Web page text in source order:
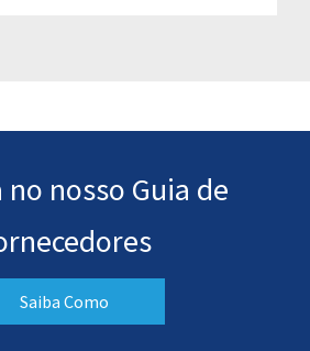
no nosso Guia de
Saiba Como